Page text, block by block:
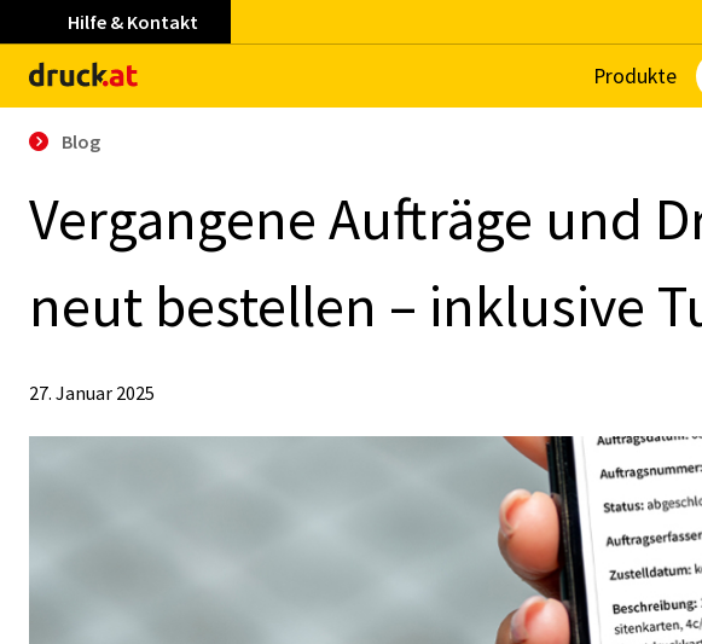
Hilfe & Kontakt
Pro­duk­te
Blog
Ver­gan­ge­ne Auf­trä­ge und
neut be­stel­len – in­klu­si­ve
27. Januar 2025